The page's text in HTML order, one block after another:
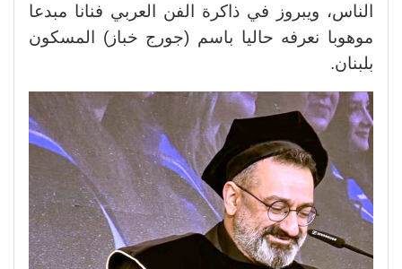
الناس، ويبروز في ذاكرة الفن العربي فنانا مبدعا
موهوبا نعرفه حاليا باسم (جورج خباز) المسكون
بلبنان.